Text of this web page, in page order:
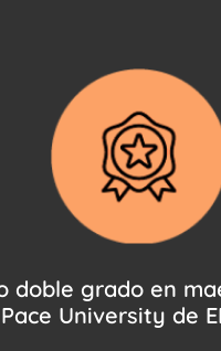
doble grado en
Pace University de